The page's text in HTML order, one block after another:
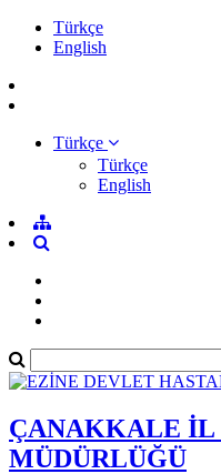
Türkçe
English
Türkçe
Türkçe
English
ÇANAKKALE İL
MÜDÜRLÜĞÜ